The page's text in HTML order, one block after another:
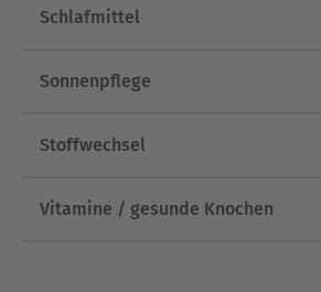
Schlafmittel
Sonnenpflege
Stoffwechsel
Vitamine / gesunde Knochen